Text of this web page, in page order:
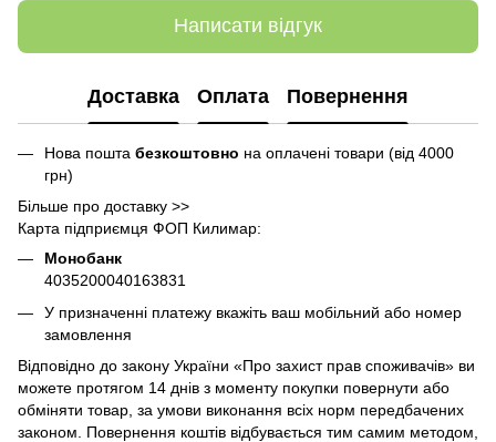
Написати відгук
Доставка Оплата Повернення
Нова пошта безкоштовно на оплачені товари (від 4000
грн)
Більше про доставку >>
Карта підприємця ФОП Килимар:
Монобанк
4035200040163831
У призначенні платежу вкажіть ваш мобільний або номер
замовлення
Відповідно до закону України «Про захист прав споживачів» ви
можете протягом 14 днів з моменту покупки повернути або
обміняти товар, за умови виконання всіх норм передбачених
законом. Повернення коштів відбувається тим самим методом,